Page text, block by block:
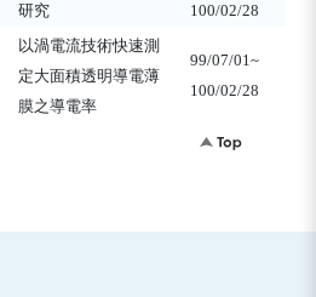
研究
100/02/28
以渦電流技術快速測
定大面積透明導電薄
膜之導電率
99/07/01~
100/02/28